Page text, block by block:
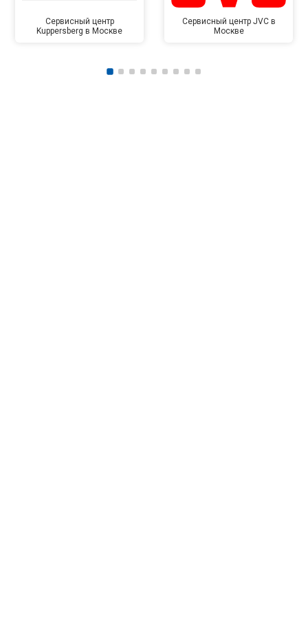
Сервисный центр
Kuppersberg в Москве
Сервисный центр JVC в
Москве